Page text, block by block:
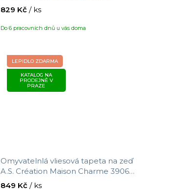
390765 s motivem proužků, velikost
10,05 x 0,53 m
Do 6 pracovních dnů u vás doma
829 Kč / ks
LEPIDLO ZDARMA
KATALOG NA
PRODEJNĚ V
PRAZE
Omyvatelnlá vliesová tapeta na zeď
A.S. Création Maison Charme 390671
s motivem květin, velikost 10,05 x
849 Kč / ks